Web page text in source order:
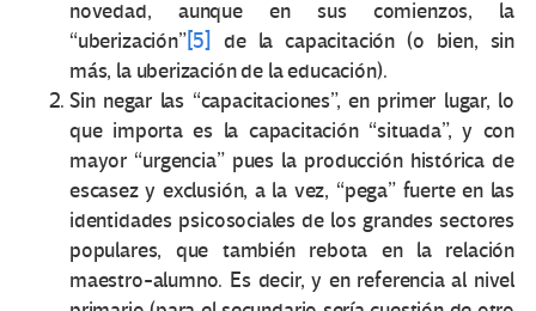
novedad, aunque en sus comienzos, la
“uberización”[5]
de la capacitación (o bien, sin
más, la uberización de la educación).
Sin negar las “capacitaciones”, en primer lugar, lo
que importa es la capacitación “situada”, y con
mayor “urgencia” pues la producción histórica de
escasez y exclusión, a la vez, “pega” fuerte en las
identidades psicosociales de los grandes sectores
populares, que también rebota en la relación
maestro-alumno. Es decir, y en referencia al nivel